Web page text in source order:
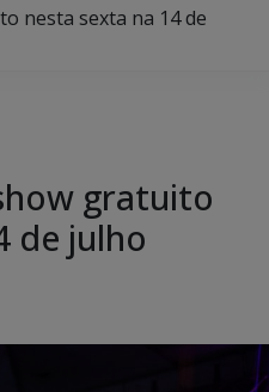
nesta sexta na 14 de
gratuito
de julho